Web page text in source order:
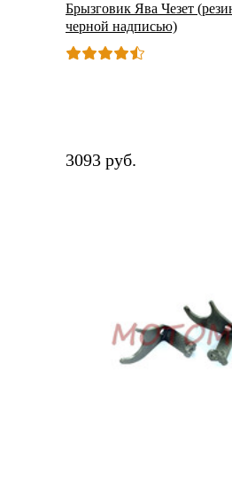
Брызговик Ява Чезет
черной надписью)
3093 руб.